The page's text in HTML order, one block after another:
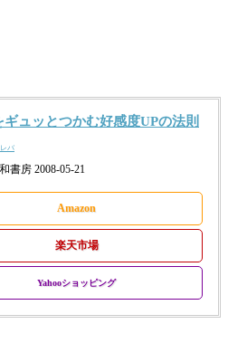
ギュッとつかむ好感度UPの法則
バ
書房 2008-05-21
Amazon
楽天市場
Yahooショッピング